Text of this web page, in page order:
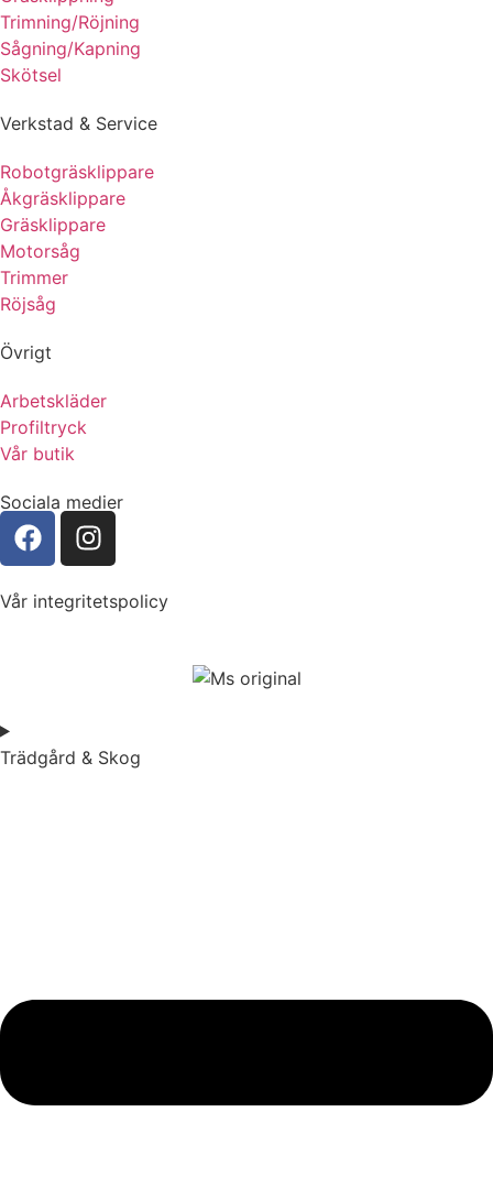
Trimning/Röjning
Sågning/Kapning
Skötsel
Verkstad & Service
Robotgräsklippare
Åkgräsklippare
Gräsklippare
Motorsåg
Trimmer
Röjsåg
Övrigt
Arbetskläder
Profiltryck
Vår butik
Sociala medier
Vår integritetspolicy
Trädgård & Skog